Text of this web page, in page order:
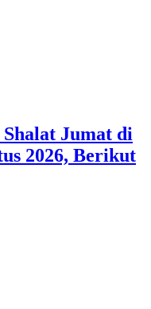
Jumat di
2026, Berikut